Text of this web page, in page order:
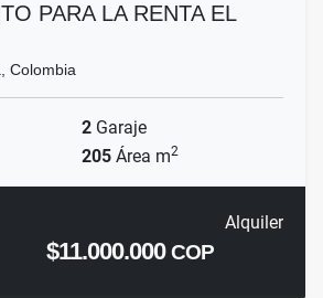
PARA LA RENTA EL
Colombia
2 Garaje
205 Área m2
Alquiler
$11.000.000COP